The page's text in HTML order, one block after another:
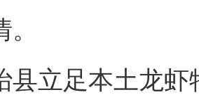
足本土龙虾